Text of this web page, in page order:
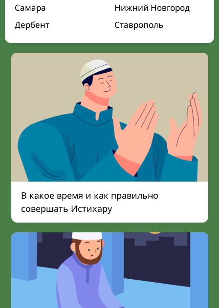
Самара
Нижний Новгород
Дербент
Ставрополь
В какое время и как правильно
совершать Истихару